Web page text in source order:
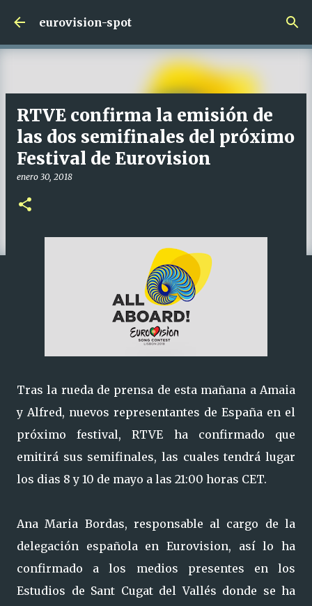
Ir al contenido principal
eurovision-spot
RTVE confirma la emisión de
las dos semifinales del próximo
Festival de Eurovision
enero 30, 2018
Tras la rueda de prensa de esta mañana a Amaia
y Alfred, nuevos representantes de España en el
próximo festival, RTVE ha confirmado que
emitirá sus semifinales, las cuales tendrá lugar
los dias 8 y 10 de mayo a las 21:00 horas CET.
Ana Maria Bordas, responsable al cargo de la
delegación española en Eurovision, así lo ha
confirmado a los medios presentes en los
Estudios de Sant Cugat del Vallés donde se ha